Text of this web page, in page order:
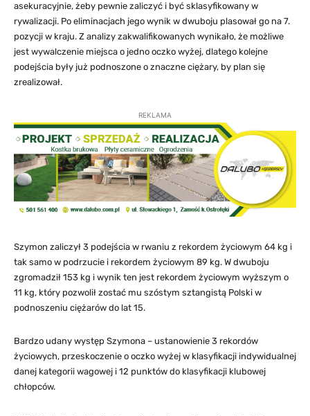
asekuracyjnie, żeby pewnie zaliczyć i być sklasyfikowany w
rywalizacji. Po eliminacjach jego wynik w dwuboju plasował go na 7.
pozycji w kraju. Z analizy zakwalifikowanych wynikało, że możliwe
jest wywalczenie miejsca o jedno oczko wyżej, dlatego kolejne
podejścia były już podnoszone o znaczne ciężary, by plan się
zrealizował.
REKLAMA
Szymon zaliczył 3 podejścia w rwaniu z rekordem życiowym 64 kg i
tak samo w podrzucie i rekordem życiowym 89 kg. W dwuboju
zgromadził 153 kg i wynik ten jest rekordem życiowym wyższym o
11 kg, który pozwolił zostać mu szóstym sztangistą Polski w
podnoszeniu ciężarów do lat 15.
Bardzo udany występ Szymona – ustanowienie 3 rekordów
życiowych, przeskoczenie o oczko wyżej w klasyfikacji indywidualnej
danej kategorii wagowej i 12 punktów do klasyfikacji klubowej
chłopców.